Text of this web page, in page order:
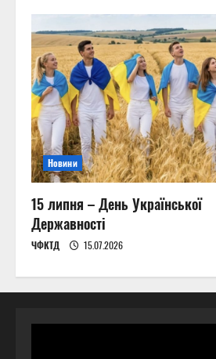
Новини
15 липня – День Української
Державності
ЧФКТД 15.07.2026